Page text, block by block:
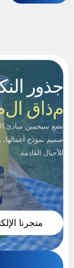
جذور
مذاقال
تضع سيجمين مبادئ
صميم نموذج
للأجيال القادمة.
متجرنا